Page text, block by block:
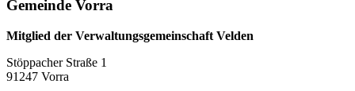
Gemeinde Vorra
Mitglied der Verwaltungsgemeinschaft Velden
Stöppacher Straße 1
91247 Vorra